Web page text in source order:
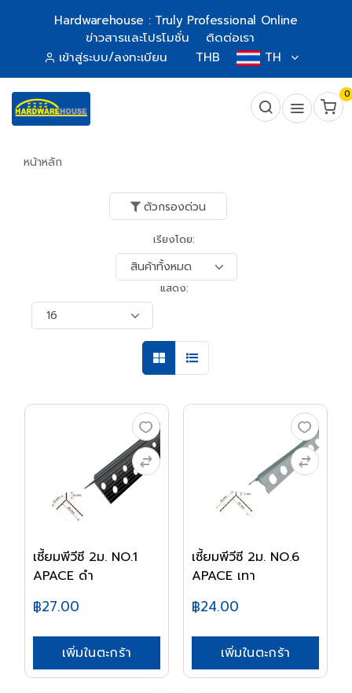
Hardwarehouse : Truly Professional Online
ข่าวสารและโปรโมชั่น
ติดต่อเรา
เข้าสู่ระบบ/ลงทะเบียน
THB TH
0
หน้าหลัก
ตัวกรองด่วน
เรียงโดย:
แสดง:
เซี้ยมพีวีซี 2ม. NO.1
APACE ดำ
฿27.00
เพิ่มในตะกร้า
เซี้ยมพีวีซี 2ม. NO.6
APACE เทา
฿24.00
เพิ่มในตะกร้า